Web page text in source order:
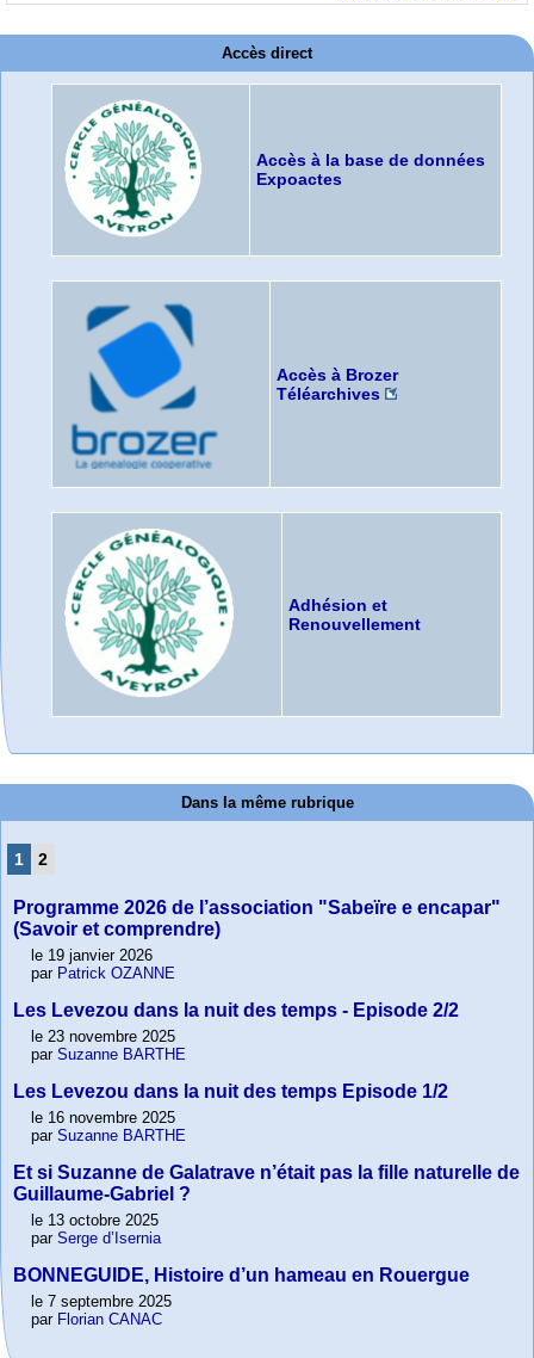
Accès direct
Accès à la base de données
Expoactes
Accès à Brozer
Téléarchives
Adhésion et
Renouvellement
Dans la même rubrique
1 2
Programme 2026 de l’association "Sabeïre e encapar"
(Savoir et comprendre)
le 19 janvier 2026
par Patrick OZANNE
Les Levezou dans la nuit des temps - Episode 2/2
le 23 novembre 2025
par Suzanne BARTHE
Les Levezou dans la nuit des temps Episode 1/2
le 16 novembre 2025
par Suzanne BARTHE
Et si Suzanne de Galatrave n’était pas la fille naturelle de
Guillaume-Gabriel ?
le 13 octobre 2025
par Serge d’Isernia
BONNEGUIDE, Histoire d’un hameau en Rouergue
le 7 septembre 2025
par Florian CANAC